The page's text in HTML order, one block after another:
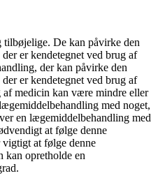
De kan påvirke den
er kendetegnet ved brug af
der kan påvirke den
er kendetegnet ved brug af
af medicin kan være mindre eller
med noget,
en lægemiddelbehandling med
at følge denne
vigtigt at følge denne
kan opretholde en